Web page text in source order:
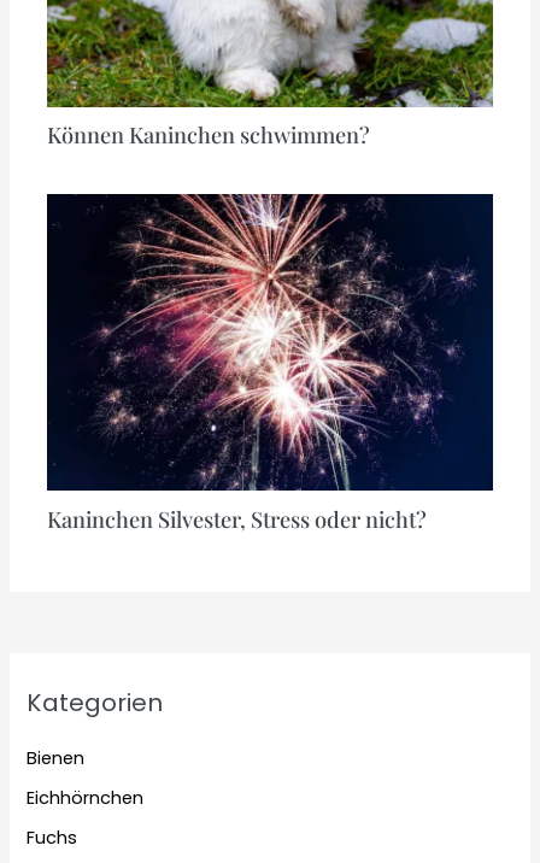
Können Kaninchen schwimmen?
Kaninchen Silvester, Stress oder nicht?
Kategorien
Bienen
Eichhörnchen
Fuchs